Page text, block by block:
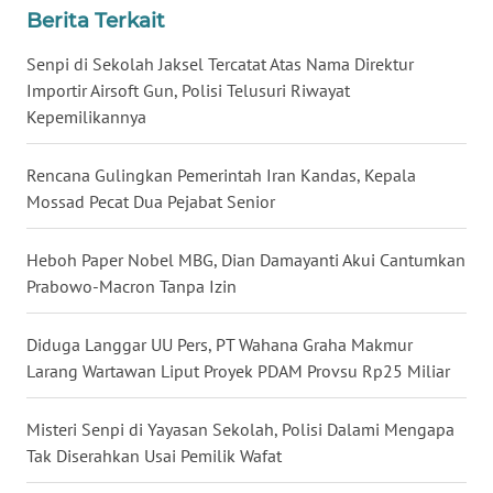
Berita Terkait
Senpi di Sekolah Jaksel Tercatat Atas Nama Direktur
Importir Airsoft Gun, Polisi Telusuri Riwayat
Kepemilikannya
Rencana Gulingkan Pemerintah Iran Kandas, Kepala
Mossad Pecat Dua Pejabat Senior
Heboh Paper Nobel MBG, Dian Damayanti Akui Cantumkan
Prabowo-Macron Tanpa Izin
Diduga Langgar UU Pers, PT Wahana Graha Makmur
Larang Wartawan Liput Proyek PDAM Provsu Rp25 Miliar
Misteri Senpi di Yayasan Sekolah, Polisi Dalami Mengapa
Tak Diserahkan Usai Pemilik Wafat
WN
JOGJA
JATIM
WN
BALI
WN
KALBAR
WN
KALTENG